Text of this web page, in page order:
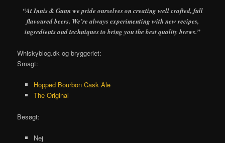
“At Innis & Gunn we pride ourselves on creating well crafted, full
flavoured beers. We’re always experimenting with new recipes,
ingredients and techniques to bring you the best quality brews.”
Whiskyblog.dk og bryggeriet:
Smagt:
Hopped Bourbon Cask Ale
The Original
Besøgt:
Nej